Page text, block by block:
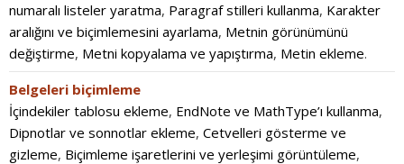
numaralı listeler yaratma, Paragraf stilleri kullanma, Karakter
aralığını ve biçimlemesini ayarlama, Metnin görünümünü
değiştirme, Metni kopyalama ve yapıştırma, Metin ekleme.
Belgeleri biçimleme
İçindekiler tablosu ekleme, EndNote ve MathType’ı kullanma,
Dipnotlar ve sonnotlar ekleme, Cetvelleri gösterme ve
gizleme, Biçimleme işaretlerini ve yerleşimi görüntüleme,